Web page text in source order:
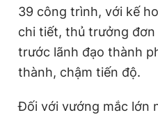
39 công trình, với kế
chi tiết, thủ trưởng
trước lãnh đạo thành
thành, chậm tiến độ.
Đối với vướng mắc lớn